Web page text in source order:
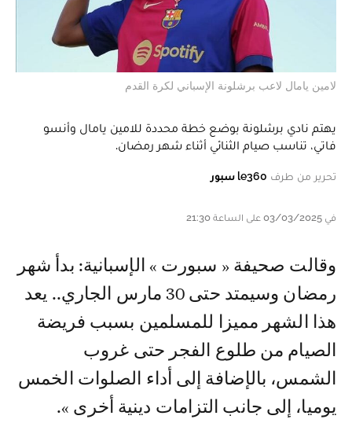
لامين يامال لاعب برشلونة الإسباني لكرة القدم
يهتم نادي برشلونة بوضع خطة محددة للامين يامال وأنسو
فاتي، تناسب صيام الثنائي أثناء شهر رمضان.
تحرير من طرف le360 سبور
في 03/03/2025 على الساعة 21:30
وقالت صحيفة « سبورت » الإسبانية: بدأ شهر
رمضان وسيمتد حتى 30 مارس الجاري.. يعد
هذا الشهر مميزا للمسلمين بسبب فريضة
الصيام من طلوع الفجر حتى غروب
الشمس، بالإضافة إلى أداء الصلوات الخمس
يوميا، إلى جانب التزامات دينية أخرى ».